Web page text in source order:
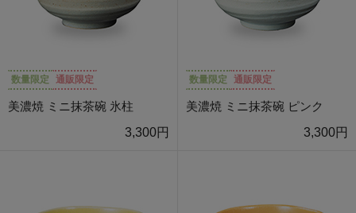
数量限定 通販限定
美濃焼 ミニ抹茶碗 氷柱
3,300円
数量限定 通販限定
美濃焼 ミニ抹茶碗 ピンク
3,300円